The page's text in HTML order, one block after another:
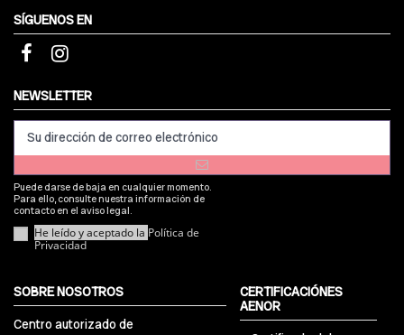
SÍGUENOS EN
NEWSLETTER
Puede darse de baja en cualquier momento.
Para ello, consulte nuestra información de
contacto en el aviso legal.
He leído y aceptado la Política de
Privacidad
SOBRE NOSOTROS
Centro autorizado de
CERTIFICACIÓNES
AENOR